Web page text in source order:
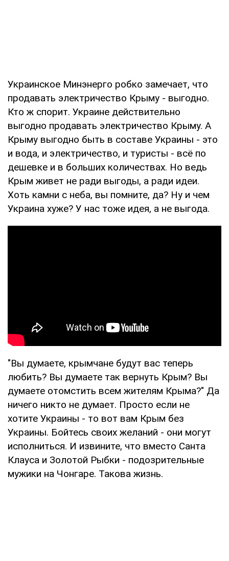
Украинское Минэнерго робко замечает, что
продавать электричество Крыму - выгодно.
Кто ж спорит. Украине действительно
выгодно продавать электричество Крыму. А
Крыму выгодно быть в составе Украины - это
и вода, и электричество, и туристы - всё по
дешевке и в больших количествах. Но ведь
Крым живет не ради выгоды, а ради идеи.
Хоть камни с неба, вы помните, да? Ну и чем
Украина хуже? У нас тоже идея, а не выгода.
"Вы думаете, крымчане будут вас теперь
любить? Вы думаете так вернуть Крым? Вы
думаете отомстить всем жителям Крыма?" Да
ничего никто не думает. Просто если не
хотите Украины - то вот вам Крым без
Украины. Бойтесь своих желаний - они могут
исполниться. И извините, что вместо Санта
Клауса и Золотой Рыбки - подозрительные
мужики на Чонгаре. Такова жизнь.